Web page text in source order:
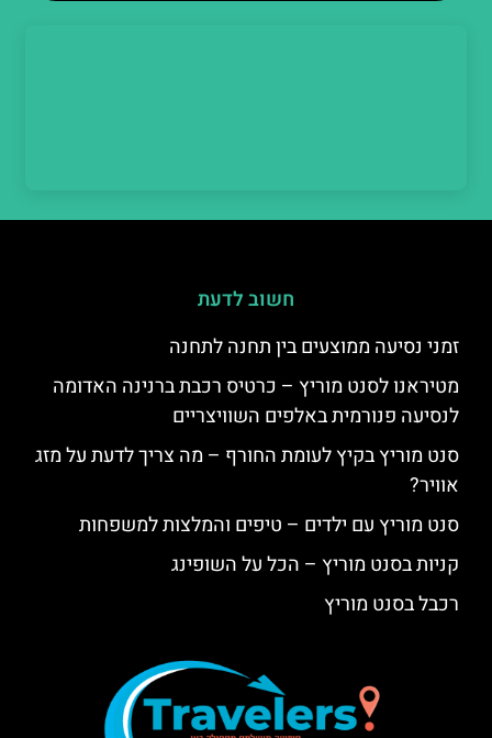
חשוב לדעת
זמני נסיעה ממוצעים בין תחנה לתחנה
מטיראנו לסנט מוריץ – כרטיס רכבת ברנינה האדומה
לנסיעה פנורמית באלפים השוויצריים
סנט מוריץ בקיץ לעומת החורף – מה צריך לדעת על מזג
אוויר?
סנט מוריץ עם ילדים – טיפים והמלצות למשפחות
קניות בסנט מוריץ – הכל על השופינג
רכבל בסנט מוריץ